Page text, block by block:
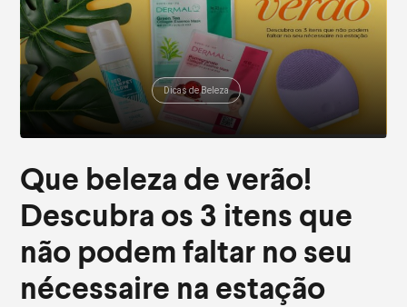
Dicas de Beleza
Que beleza de verão!
Descubra os 3 itens que
não podem faltar no seu
nécessaire na estação